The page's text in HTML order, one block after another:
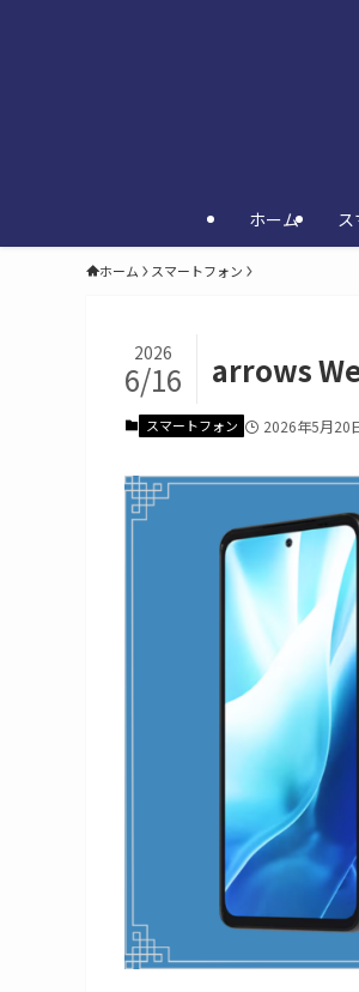
ホーム
ホーム スマートフォン
arrows
2026
6/16
スマートフォン 2026年5月20